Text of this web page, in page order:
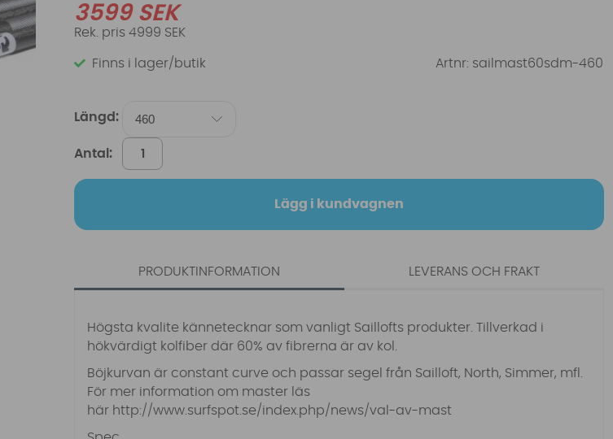
3599SEK
4999 SEK
Finns i lager/butik Artnr: sailmast60sdm-460
Längd:
Antal:
Lägg i kundvagnen
PRODUKTINFORMATION
Högsta kvalite kännetecknar som vanligt Saillofts produkter. Tillverkad i
hökvärdigt kolfiber där 60% av fibrerna är av kol.
Böjkurvan är constant curve och passar segel från Sailloft, North, Simmer, mfl.
För mer information om master läs
här http://www.surfspot.se/index.php/news/val-av-mast
LEVERANS OCH FRAKT